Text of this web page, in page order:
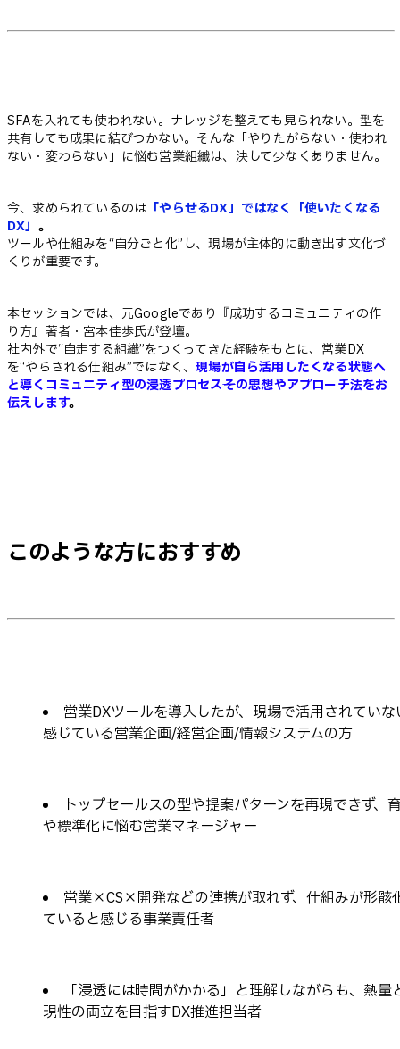
SFAを入れても使われない。ナレッジを整えても見られない。型を
共有しても成果に結びつかない──。そんな「やりたがらない・使われ
ない・変わらない」に悩む営業組織は、決して少なくありません。
今、求められているのは 「やらせるDX」ではなく「使いたくなる
DX」 。
ツールや仕組みを“自分ごと化”し、現場が主体的に動き出す文化づ
くりが重要です。
本セッションでは、元Googleであり『成功するコミュニティの作
り方』著者・宮本佳歩氏が登壇。
社内外で“自走する組織”をつくってきた経験をもとに、営業DX
を“やらされる仕組み”ではなく、現場が自ら活用したくなる状態へ
と導くコミュニティ型の浸透プロセス──その思想やアプローチ法をお
伝えします。
このような方におすすめ
営業DXツールを導入したが、現場で活用されていな
感じている営業企画/経営企画/情報システムの方
トップセールスの型や提案パターンを再現できず、
や標準化に悩む営業マネージャー
営業×CS×開発などの連携が取れず、仕組みが形骸
ていると感じる事業責任者
「浸透には時間がかかる」と理解しながらも、熱量
現性の両立を目指すDX推進担当者